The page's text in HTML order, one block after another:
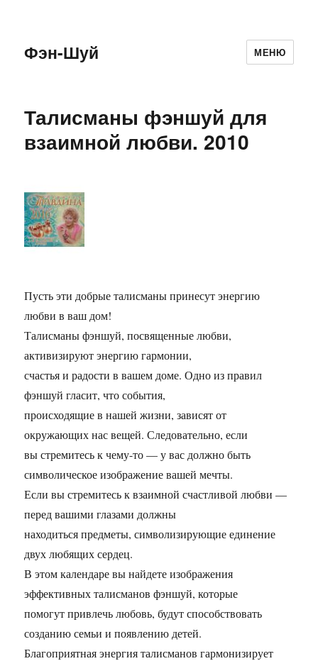
Фэн-Шуй МЕНЮ
Талисманы фэншуй для
взаимной любви. 2010
Пусть эти добрые талисманы принесут энергию
любви в ваш дом!
Талисманы фэншуй, посвященные любви,
активизируют энергию гармонии,
счастья и радости в вашем доме. Одно из правил
фэншуй гласит, что события,
происходящие в нашей жизни, зависят от
окружающих нас вещей. Следовательно, если
вы стремитесь к чему-то — у вас должно быть
символическое изображение вашей мечты.
Если вы стремитесь к взаимной счастливой любви —
перед вашими глазами должны
находиться предметы, символизирующие единение
двух любящих сердец.
В этом календаре вы найдете изображения
эффективных талисманов фэншуй, которые
помогут привлечь любовь, будут способствовать
созданию семьи и появлению детей.
Благоприятная энергия талисманов гармонизирует